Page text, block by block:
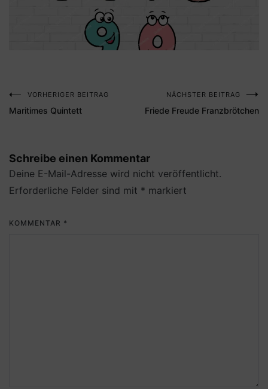
Beitragsnavigation
VORHERIGER BEITRAG
Maritimes Quintett
NÄCHSTER BEITRAG
Friede Freude Franzbrötchen
Schreibe einen Kommentar
Deine E-Mail-Adresse wird nicht veröffentlicht.
Erforderliche Felder sind mit * markiert
KOMMENTAR *